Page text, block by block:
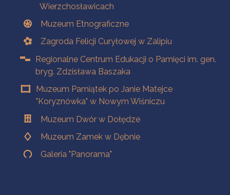
Wierzchosławicach
Muzeum Etnograficzne
Zagroda Felicji Curyłowej w Zalipiu
Regionalne Centrum Edukacji o Pamięci im. gen.
bryg. Zdzisława Baszaka
Muzeum Pamiątek po Janie Matejce
"Koryznówka" w Nowym Wiśniczu
Muzeum Dwór w Dołędze
Muzeum Zamek w Dębnie
Galeria "Panorama"